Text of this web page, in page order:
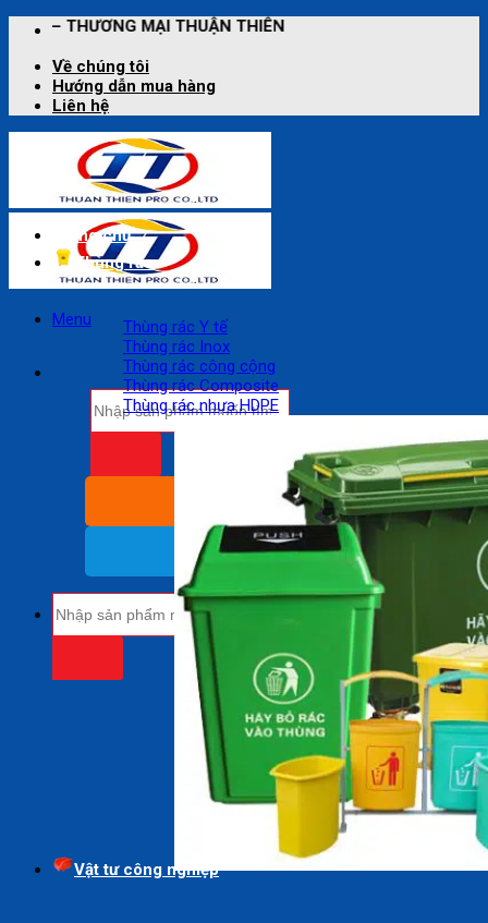
dung
THIÊN
Về chúng tôi
Hướng dẫn mua hàng
Liên hệ
Menu
kiếm:
BÁO GIÁ SỈ
(Nhận báo giá sỉ)
18009485
(Miễn cước cuộc gọi)
kiếm:
Trang chủ
Thùng rác
Thùng rác Y tế
Thùng rác Inox
Thùng rác công cộng
Thùng rác Composite
Thùng rác nhựa HDPE
Vật tư công nghiệp